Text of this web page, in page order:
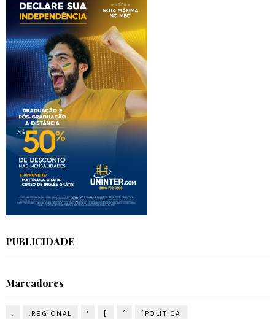
PUBLICIDADE
Marcadores
. .REGIONAL ' [ ´ ´POLÍTICA